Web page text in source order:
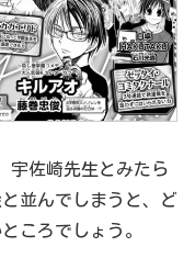
宇佐崎先生とみたら
並んでしまうと、ど
ころでしょう。